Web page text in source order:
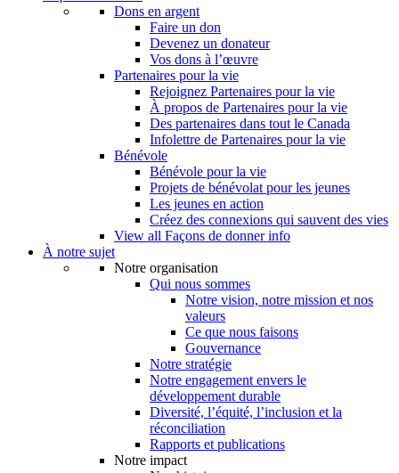
Dons en argent
Faire un don
Devenez un donateur
Vos dons à l’œuvre
Partenaires pour la vie
Rejoignez Partenaires pour la vie
À propos de Partenaires pour la vie
Des partenaires dans tout le Canada
Infolettre de Partenaires pour la vie
Bénévole
Bénévole pour la vie
Projets de bénévolat pour les jeunes
Les jeunes en action
Créez des connexions qui sauvent des vies
View all Façons de donner info
À notre sujet
Notre organisation
Qui nous sommes
Notre vision, notre mission et nos
valeurs
Ce que nous faisons
Gouvernance
Notre stratégie
Notre engagement envers le
développement durable
Diversité, l’équité, l’inclusion et la
réconciliation
Rapports et publications
Notre impact